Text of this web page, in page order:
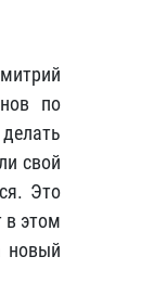
по
свой
Это
в этом
новый